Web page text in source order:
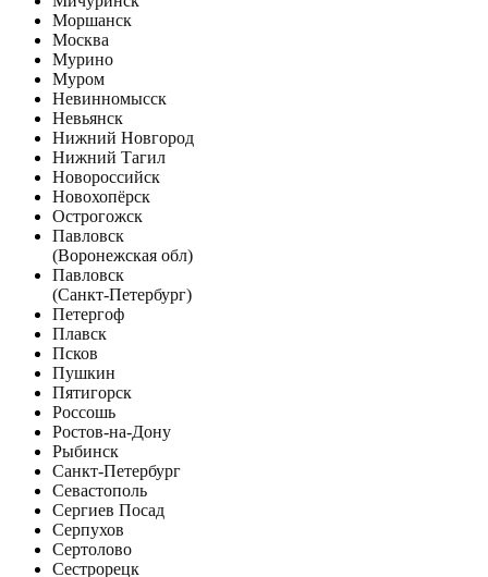
Моршанск
Москва
Мурино
Муром
Невинномысск
Невьянск
Нижний Новгород
Нижний Тагил
Новороссийск
Новохопёрск
Острогожск
Павловск
(Воронежская обл)
Павловск
(Санкт-Петербург)
Петергоф
Плавск
Псков
Пушкин
Пятигорск
Россошь
Ростов-на-Дону
Рыбинск
Санкт-Петербург
Севастополь
Сергиев Посад
Серпухов
Сертолово
Сестрорецк